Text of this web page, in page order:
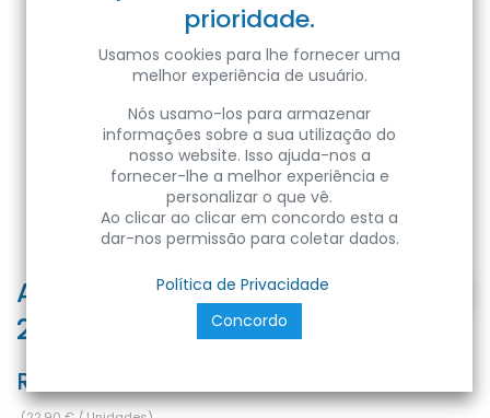
ARINA-28 28W BLACK 6400K 100-
265V LD SURFACE L
Ref:
prioridade.
Usamos cookies para lhe fornecer uma
melhor experiência de usuário.
Nós usamo-los para armazenar
informações sobre a sua utilização do
nosso website. Isso ajuda-nos a
fornecer-lhe a melhor experiência e
personalizar o que vê.
Ao clicar ao clicar em concordo esta a
dar-nos permissão para coletar dados.
Política de Privacidade
Concordo